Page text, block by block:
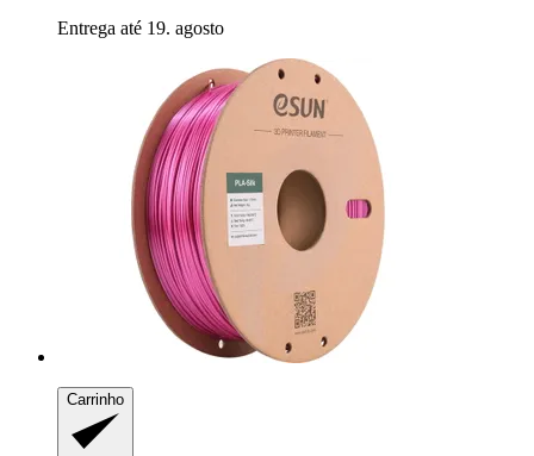
Entrega até 19. agosto
Carrinho